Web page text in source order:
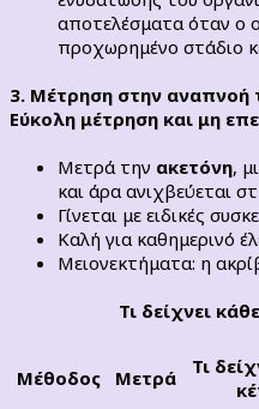
αποτελέσματα όταν ο
προχωρημένο στάδιο
3. Μέτρηση στην αναπνοή
Εύκολη μέτρηση και μη
Μετρά την ακετόνη,
και άρα ανιχβεύεται
Γίνεται με ειδικές
Καλή για καθημερινό
Μειονεκτήματα: η
Τι δείχνει
Μέθοδος Μετρά
Τι